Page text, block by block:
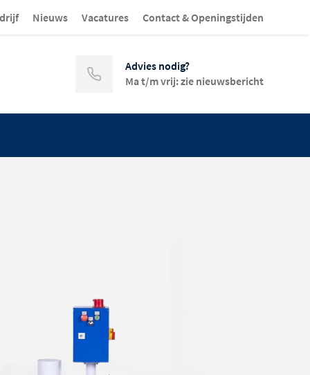
Nieuws Vacatures Contact & Openingstijden
Advies nodig?
Ma t/m vrij: zie nieuwsbericht